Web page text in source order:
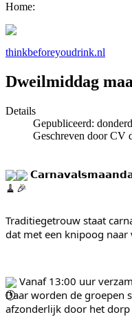
Home:
thinkbeforeyoudrink.nl
Dweilmiddag
Details
Gepubliceerd:
Geschreven door CV
Traditiegetrouw staat
dat met een knipoog
Vanaf 13:00 uur
Daar worden de groepen
afzonderlijk door het